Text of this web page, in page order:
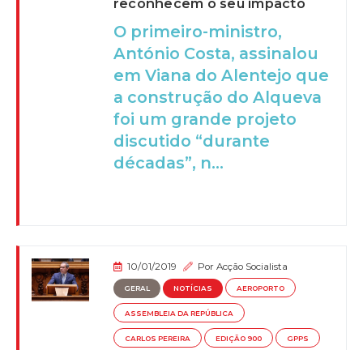
reconhecem o seu impacto
O primeiro-ministro,
António Costa, assinalou
em Viana do Alentejo que
a construção do Alqueva
foi um grande projeto
discutido “durante
décadas”, n...
10/01/2019 PorAcção Socialista
GERAL NOTÍCIAS AEROPORTO
ASSEMBLEIA DA REPÚBLICA
CARLOS PEREIRA EDIÇÃO 900 GPPS